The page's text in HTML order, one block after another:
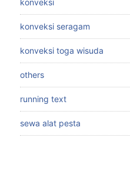
konveksi
konveksi seragam
konveksi toga wisuda
others
running text
sewa alat pesta